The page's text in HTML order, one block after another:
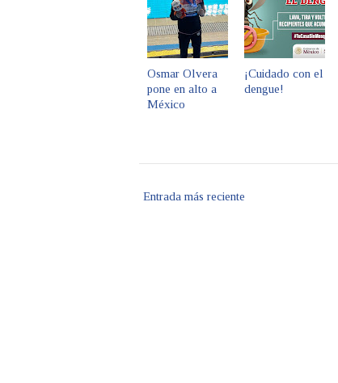
Osmar Olvera
pone en alto a
México
¡Cuidado con el
dengue!
Entrada más reciente